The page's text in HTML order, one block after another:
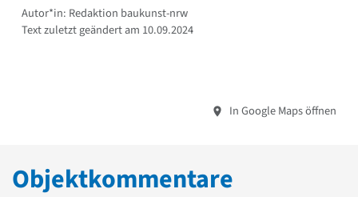
Autor*in: Redaktion baukunst-nrw
Text zuletzt geändert am 10.09.2024
In Google Maps öffnen
Objektkommentare